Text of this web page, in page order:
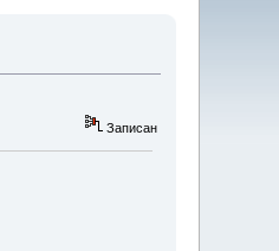
Записан